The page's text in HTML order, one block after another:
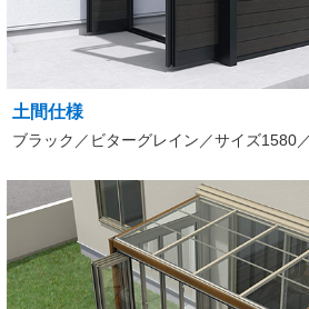
土間仕様
ブラック／ビターグレイン／サイズ1580